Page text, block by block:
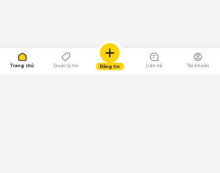
Trang chủ Quản lý tin Đăng tin Liên hệ Tài khoản